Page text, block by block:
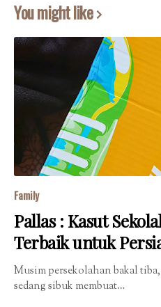
You might like
Family
Pallas : Kasut
Terbaik untuk
Musim persekolahan bakal
sedang sibuk membuat…